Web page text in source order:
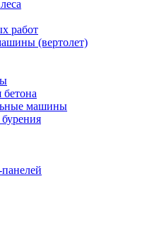
работ
(вертолет)
машины